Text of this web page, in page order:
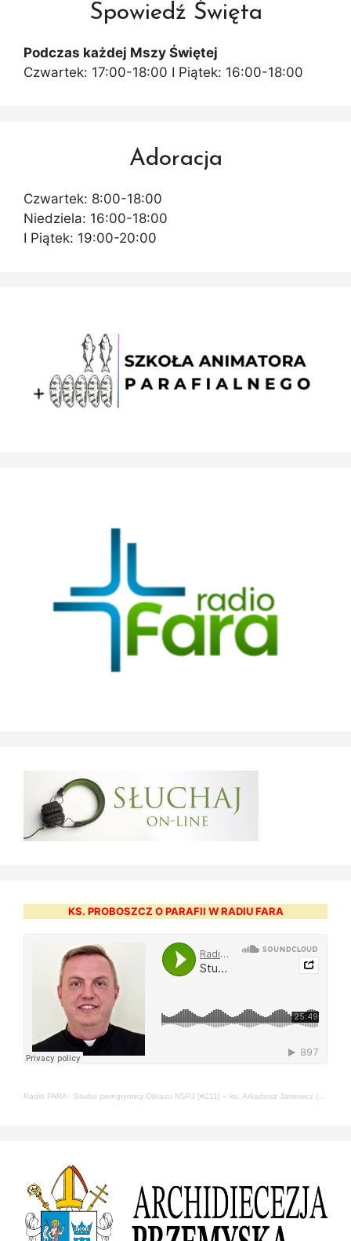
Spowiedź Święta
Podczas każdej Mszy Świętej
Czwartek: 17:00-18:00 I Piątek: 16:00-18:00
Adoracja
Czwartek: 8:00-18:00
Niedziela: 16:00-18:00
I Piątek: 19:00-20:00
KS. PROBOSZCZ O PARAFII W RADIU FARA
Radio FARA · Studio peregrynacji Obrazu NSPJ [#211] – ks. Arkadiusz Jasiewicz (22.05.2024)